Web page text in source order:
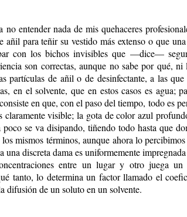
no entender nada de mis quehaceres
añil para teñir su vestido más extenso o que
con los bichos invisibles que —dice—
son correctas, aunque no sabe por qué,
partículas de añil o de desinfectante, a las
en el solvente, que en estos casos es agua;
en que, con el paso del tiempo, todo es
claramente visible; la gota de color azul
se va disipando, tiñendo todo hasta que
mismos términos, aunque ahora lo
una discreta dama es uniformemente
entre un lugar y otro juega
tanto, lo determina un factor llamado el
difusión de un soluto en un solvente.